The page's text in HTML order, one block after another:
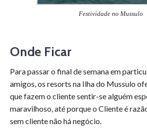
Festividade no Mussulo
Onde Ficar
Para passar o final de semana em
amigos, os resorts na Ilha do Mussulo
que fazem o cliente sentir-se alguém
maravilhoso, até porque o Cliente é
sem cliente não há negócio.